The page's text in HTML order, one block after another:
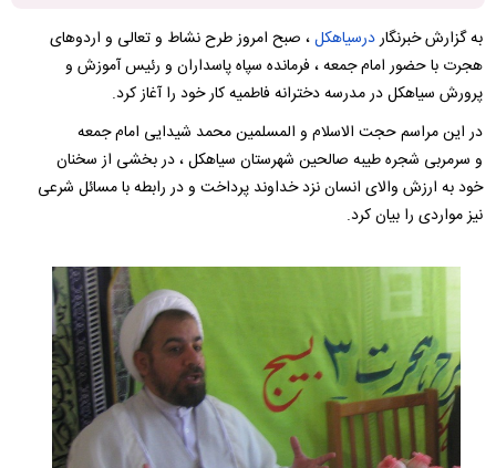
به گزارش خبرنگاردرسیاهکل، صبح امروز طرح نشاط و تعالی و اردوهای
هجرت با حضور امام جمعه ، فرمانده سپاه پاسداران و رئیس آموزش و
پرورش سیاهکل در مدرسه دخترانه فاطمیه کار خود را آغاز کرد.
در این مراسم حجت الاسلام و المسلمین محمد شیدایی امام جمعه
و سرمربی شجره طیبه صالحین شهرستان سیاهکل ، در بخشی از سخنان
خود به ارزش والای انسان نزد خداوند پرداخت و در رابطه با مسائل شرعی
نیز مواردی را بیان کرد.